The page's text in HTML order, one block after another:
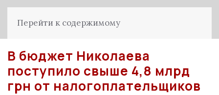
Перейти к содержимому
В бюджет Николаева
поступило свыше 4,8 млрд
грн от налогоплательщиков